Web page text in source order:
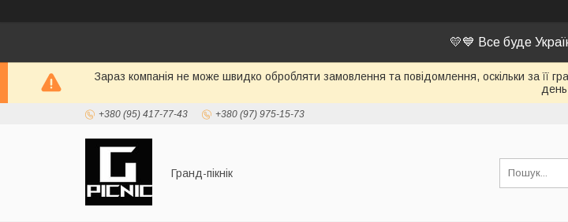
💛💙 Все буде
Зараз компанія не може швидко обробляти замовлення та повідомлення, оскільки за її
+380 (95) 417-77-43 +380 (97) 975-15-73
Гранд-пікнік